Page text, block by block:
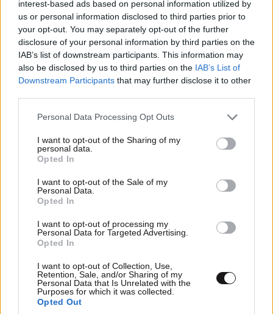
interest-based ads based on personal information utilized by
us or personal information disclosed to third parties prior to
your opt-out. You may separately opt-out of the further
disclosure of your personal information by third parties on the
IAB’s list of downstream participants. This information may
also be disclosed by us to third parties on the IAB’s List of
Downstream Participants that may further disclose it to other
Please note that this website/app uses one or more Google
not limited to your visit or usage behaviour. You may click to
grant or deny consent to Google and its third-party tags to
use your data for below specified purposes in below Google
consent section.
Personal Data Processing Opt Outs
I want to opt-out of the Sharing of my
personal data.
Opted In
I want to opt-out of the Sale of my
Personal Data.
Opted In
I want to opt-out of processing my
Personal Data for Targeted Advertising.
Opted In
I want to opt-out of Collection, Use,
Retention, Sale, and/or Sharing of my
Personal Data that Is Unrelated with the
Purposes for which it was collected.
Opted Out
Α. Σκέρτσος: Θρηνούμε για τις ζωές των
πυροσβεστών και των πιλότων που χάθηκαν
Χάρης Δούκας: Έργα που πάλεψα να γίνουν,
πηγαίνουν άλλοι στα εγκαίνια και λένε «το